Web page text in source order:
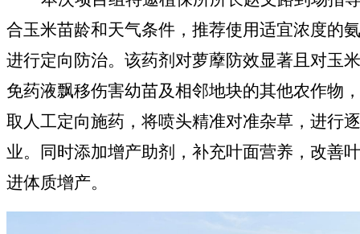
合玉米苗龄和天气条件，推荐使用适宜浓度的
进行定向防治。该药剂对萝藦防效显著且对玉
免药液飘移伤害幼苗及相邻地块的其他农作物
取人工定向施药，将喷头精准对准杂草， 进行
业。同时添加增产助剂，补充叶面营养， 改善
进体质增产。